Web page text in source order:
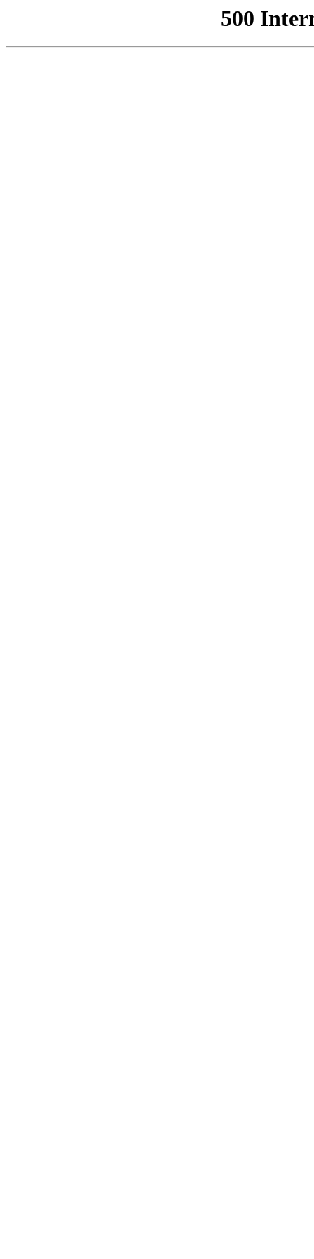
500